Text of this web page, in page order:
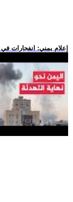
.. إعلام يمني: انفجارات